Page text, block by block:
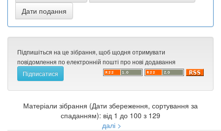
Підпишіться на це зібрання, щоб щодня отримувати
повідомлення по електронній пошті про нові додавання
Матеріали зібрання (Дати збереження, сортування за
спаданням): від 1 до 100 з 129
далі >